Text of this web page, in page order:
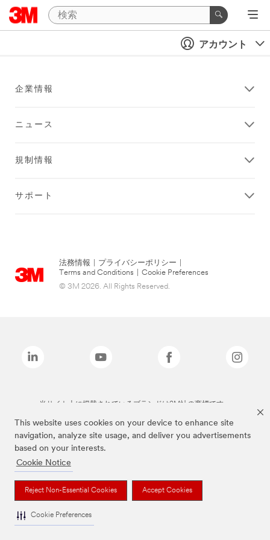
This website uses cookies on your device to enhance site
navigation, analyze site usage, and deliver you advertisements
based on your interests.
Cookie Notice
Reject Non-Essential Cookies Accept Cookies
Cookie Preferences
アカウント
企業情報
ニュース
規制情報
サポート
法務情報 プライバシーポリシー
Terms and Conditions
Cookie Preferences
© 3M 2026. All Rights Reserved.
当サイト上に掲載されているブランドは3M社の商標です。